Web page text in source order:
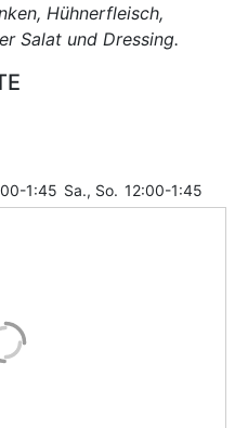
Hühnerfleisch,
Salat und Dressing.
1:45 Sa., So. 12:00-1:45